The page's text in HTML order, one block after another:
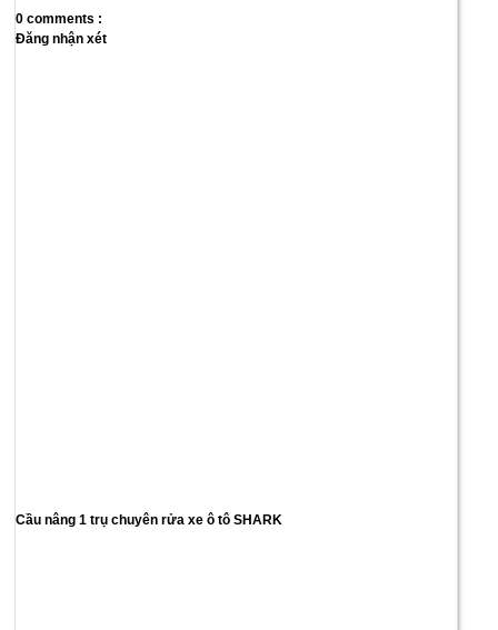
0 comments :
Đăng nhận xét
Cầu nâng 1 trụ chuyên rửa xe ô tô SHARK